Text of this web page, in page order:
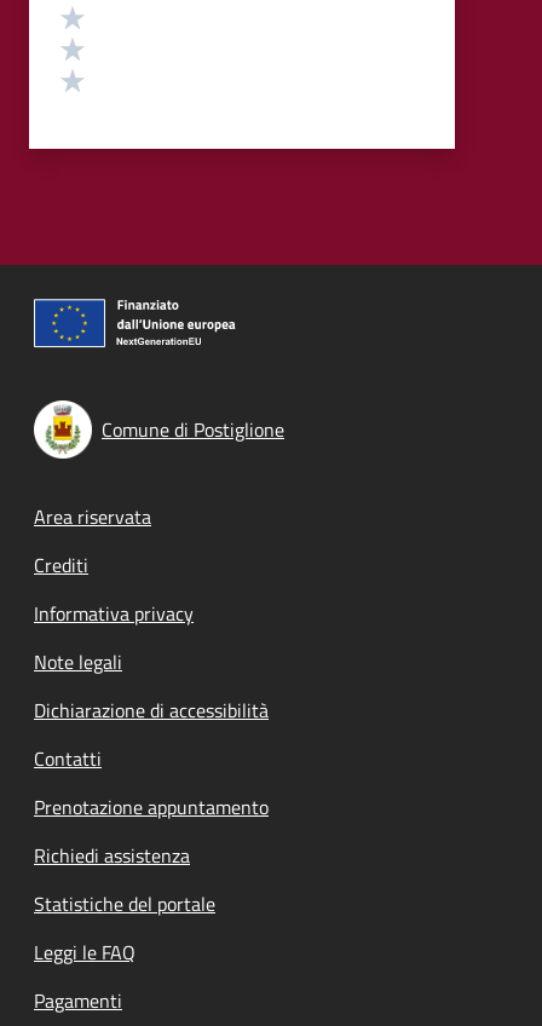
Comune di Postiglione
Footer menu
Area riservata
Crediti
Informativa privacy
Note legali
Dichiarazione di accessibilità
Contatti
Prenotazione appuntamento
Richiedi assistenza
Statistiche del portale
Leggi le FAQ
Pagamenti